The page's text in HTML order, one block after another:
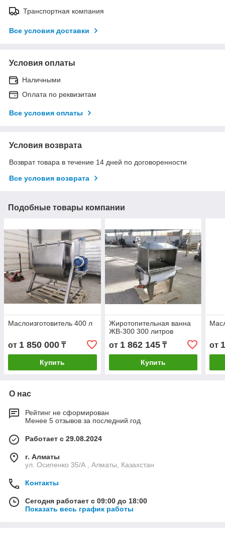
Транспортная компания
Все условия доставки
Условия оплаты
Наличными
Оплата по реквизитам
Все условия оплаты
Условия возврата
Возврат товара в течение 14 дней по договоренности
Все условия возврата
Подобные товары компании
Маслоизготовитель 400 л
от 1 850 000 ₸
Купить
Жиротопительная ванна
ЖВ-300 300 литров
от 1 862 145₸
Купить
от
О нас
Рейтинг не сформирован
Менее 5 отзывов за последний год
Работает с 29.08.2024
г. Алматы
ул. Осипенко 35/А , Алматы, Казахстан
Контакты
Сегодня работает с 09:00 до 18:00
Показать весь график работы